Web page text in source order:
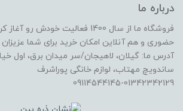
درباره ما
فروشگاه ما از سال 1400 فعالیت
حضوری و هم آنلاین امکان خرید برای شما
آدرس ما: گیلان، لاهیجان/سر میدان برق، اول
ساندویچ مهتاب، لوازم خانگی پوراشرف
09114544145-01342342129